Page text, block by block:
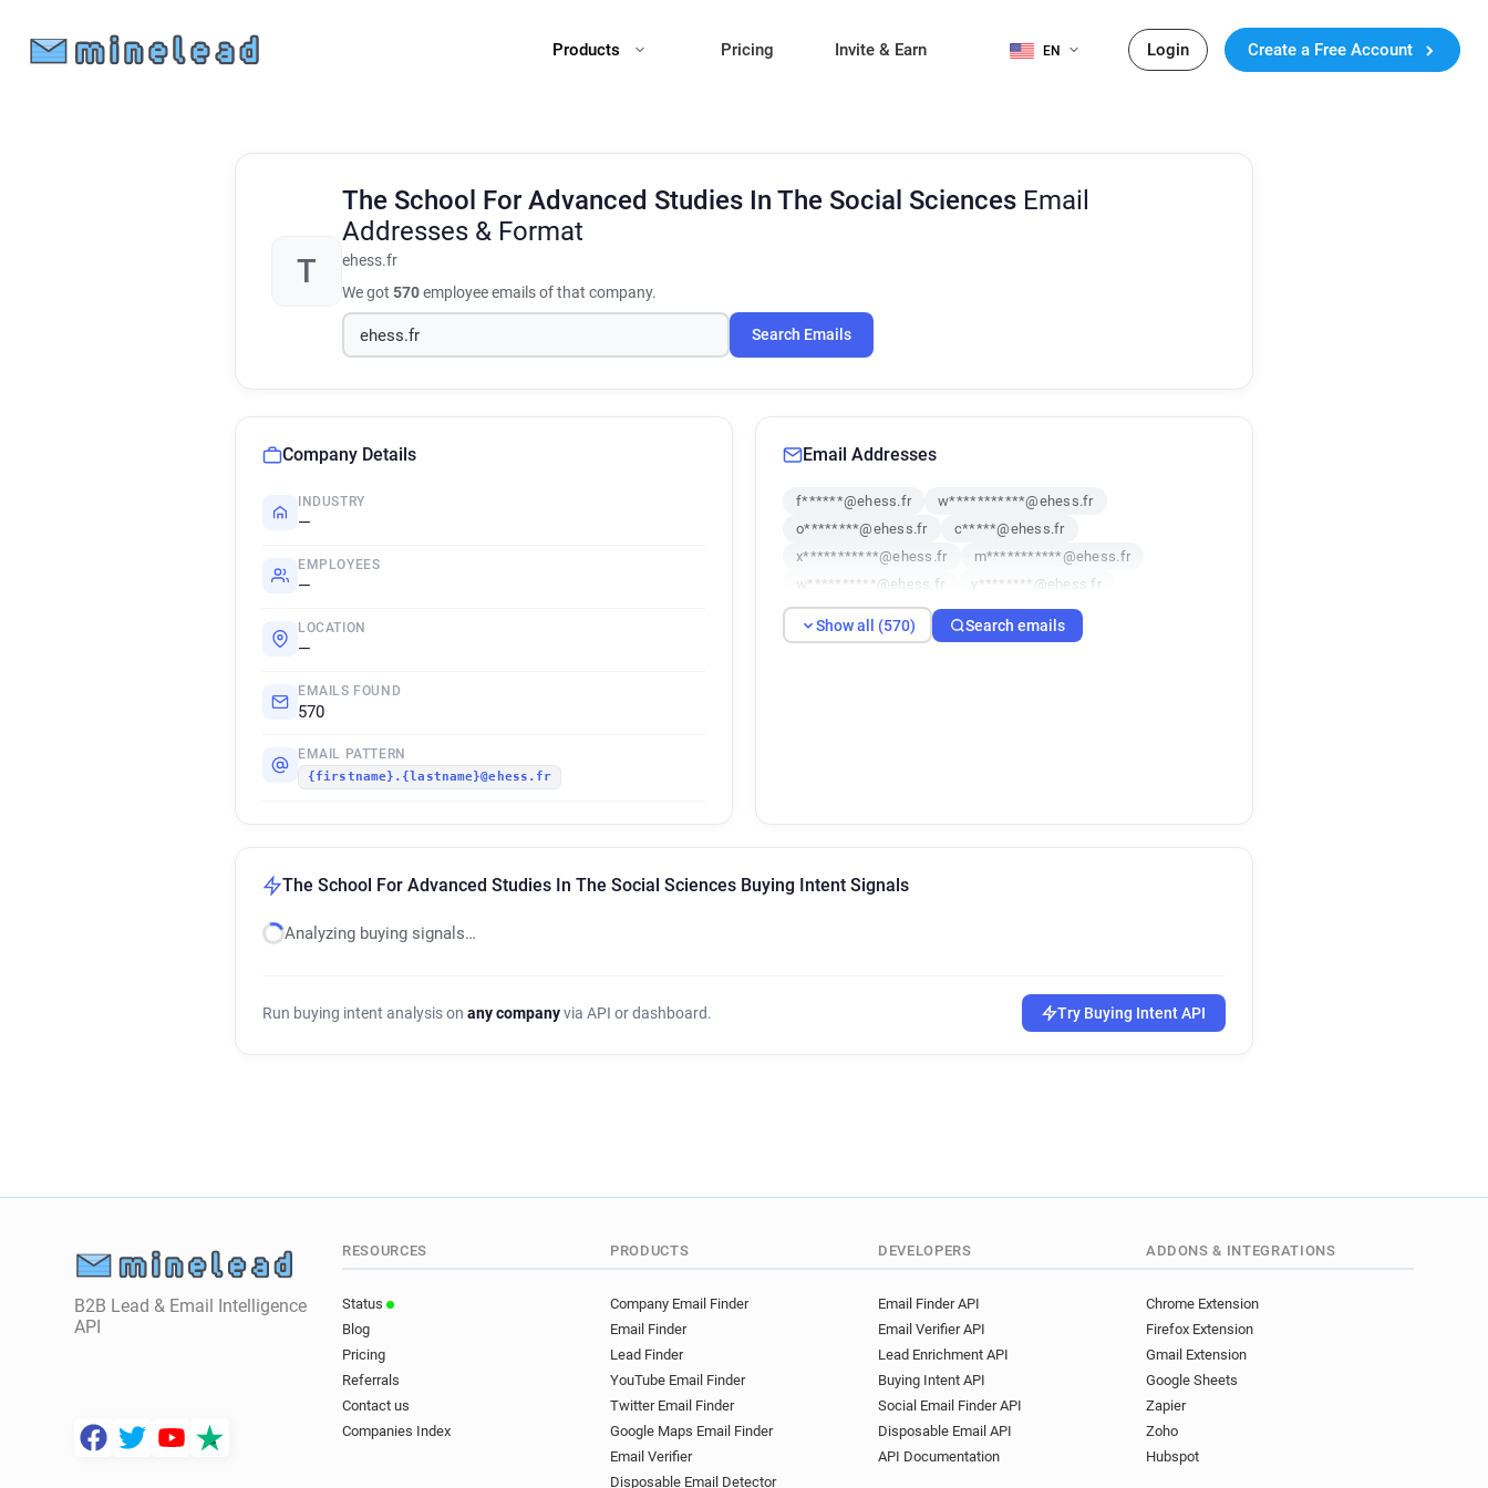
Products Pricing Invite & Earn EN Login Create a Free Account
T
The School For Advanced Studies In The Social Sciences Email
Addresses & Format
ehess.fr
We got 570employee emails of that company.
Search Emails
Company Details
INDUSTRY
—
EMPLOYEES
—
LOCATION
—
EMAILS FOUND
570
EMAIL PATTERN
{firstname}.{lastname}@ehess.fr
Email Addresses
f******@ehess.fr
w***********@ehess.fr
o********@ehess.fr
c*****@ehess.fr
x***********@ehess.fr
m***********@ehess.fr
w**********@ehess.fr
y********@ehess.fr
m**********@ehess.fr
i*****@ehess.fr
w*******@ehess.fr
n******@ehess.fr
y*********@ehess.fr
s******@ehess.fr
v*********@ehess.fr
e******@ehess.fr
j*********@ehess.fr
i***********@ehess.fr
q******@ehess.fr
r************@ehess.fr
a*********@ehess.fr
w********@ehess.fr
e************@ehess.fr
r*******@ehess.fr
u********@ehess.fr
m*****@ehess.fr
r**********@ehess.fr
b**********@ehess.fr
n*********@ehess.fr
s*******@ehess.fr
Show all (570) Search emails
The School For Advanced Studies In The Social Sciences Buying Intent Signals
Analyzing buying signals…
Run buying intent analysis on any companyvia API or dashboard. Try Buying Intent API
B2B Lead & Email Intelligence
API
RESOURCES
Status
Blog
Pricing
Referrals
Contact us
Companies Index
PRODUCTS
Company Email Finder
Email Finder
Lead Finder
YouTube Email Finder
Twitter Email Finder
Google Maps Email Finder
Email Verifier
Disposable Email Detector
DEVELOPERS
Email Finder API
Email Verifier API
Lead Enrichment API
Buying Intent API
Social Email Finder API
Disposable Email API
API Documentation
ADDONS & INTEGRATIONS
Chrome Extension
Firefox Extension
Gmail Extension
Google Sheets
Zapier
Zoho
Hubspot